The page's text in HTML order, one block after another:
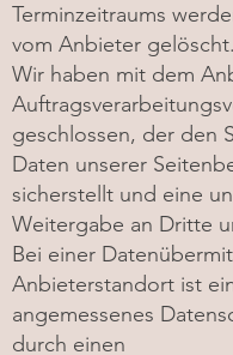
Terminzeitraums
vom Anbieter gelöscht.
Wir haben mit dem
geschlossen, der den
Daten unserer
sicherstellt und eine
Weitergabe an Dritte
Bei einer
Anbieterstandort ist
angemessenes
durch einen